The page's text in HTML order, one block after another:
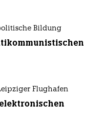
Bildung
Flughafen